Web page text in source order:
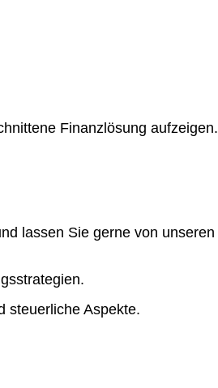
Finanzlösung aufzeigen.
lassen Sie gerne von unseren
steuerliche Aspekte.